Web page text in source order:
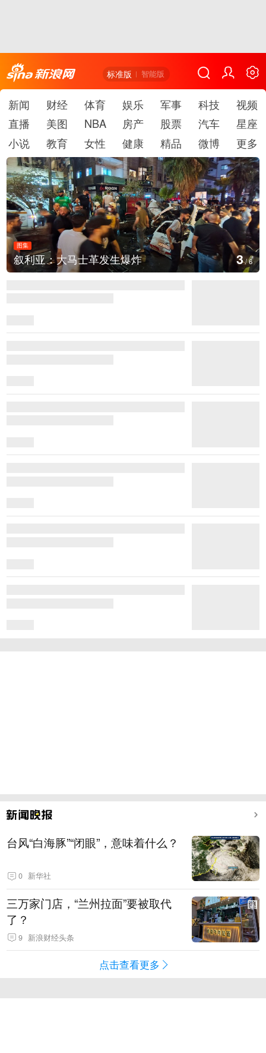
标准版 智能版
新闻 财经 体育 娱乐 军事 科技
视频
直播
美图 NBA 房产 股票 汽车
星座
小说
教育 女性 健康 精品 微博 更多
图集
云南弥勒：欢庆火把节 4/6
台风“白海豚”“闭眼”，意味着什么？
0 新华社
三万家门店，“兰州拉面”要被取代
了？
9 新浪财经头条
点击查看更多